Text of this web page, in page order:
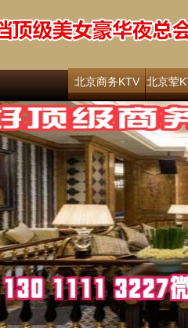
北京商务KTV 北京荤